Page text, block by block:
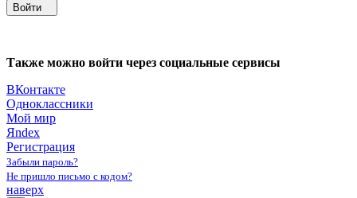
Войти
Также можно войти через социальные сервисы
ВКонтакте
Одноклассники
Мой мир
Яndex
Регистрация
Забыли пароль?
Не пришло письмо с кодом?
наверх